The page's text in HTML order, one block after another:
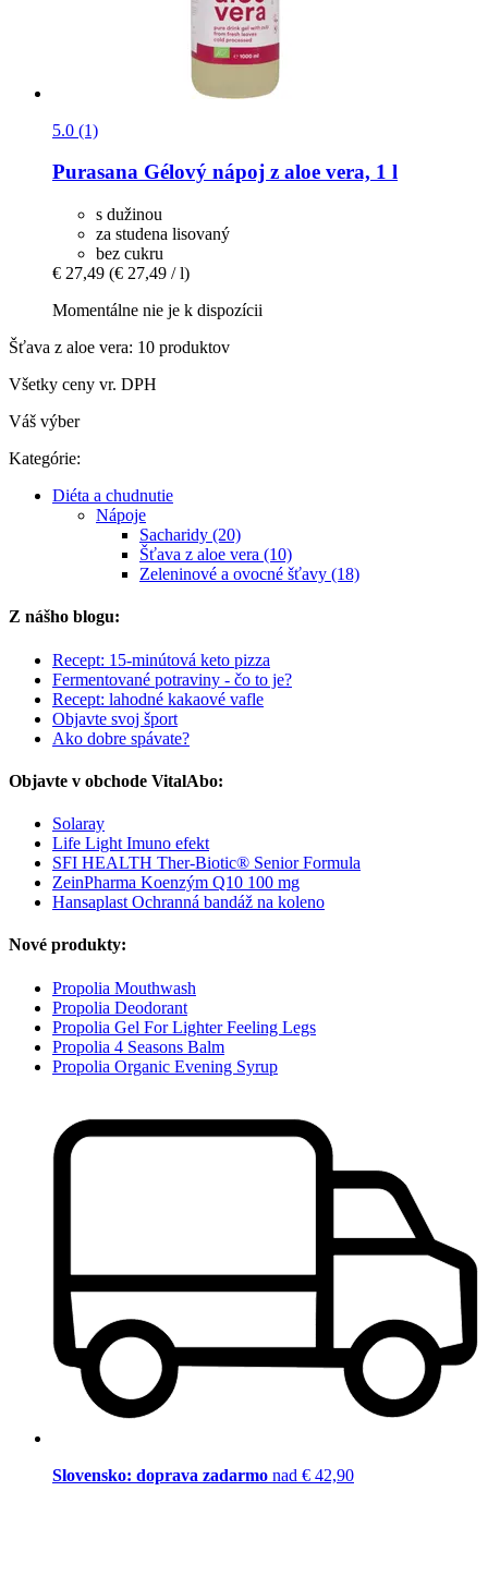
5.0 (1)
Purasana Gélový nápoj z aloe vera, 1 l
s dužinou
za studena lisovaný
bez cukru
€ 27,49 (€ 27,49 / l)
Momentálne nie je k dispozícii
Šťava z aloe vera: 10 produktov
Všetky ceny vr. DPH
Váš výber
Kategórie:
Diéta a chudnutie
Nápoje
Sacharidy (20)
Šťava z aloe vera (10)
Zeleninové a ovocné šťavy (18)
Z nášho blogu:
Recept: 15-minútová keto pizza
Fermentované potraviny - čo to je?
Recept: lahodné kakaové vafle
Objavte svoj šport
Ako dobre spávate?
Objavte v obchode VitalAbo:
Solaray
Life Light Imuno efekt
SFI HEALTH Ther-Biotic® Senior Formula
ZeinPharma Koenzým Q10 100 mg
Hansaplast Ochranná bandáž na koleno
Nové produkty:
Propolia Mouthwash
Propolia Deodorant
Propolia Gel For Lighter Feeling Legs
Propolia 4 Seasons Balm
Propolia Organic Evening Syrup
Slovensko: doprava zadarmo nad € 42,90